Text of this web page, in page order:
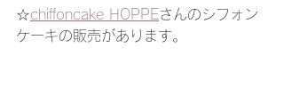
☆chiffoncake HOPPEさんのシフォン
ケーキの販売があります。